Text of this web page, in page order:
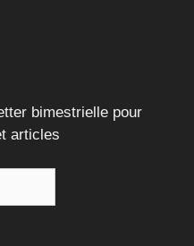
bimestrielle pour
articles